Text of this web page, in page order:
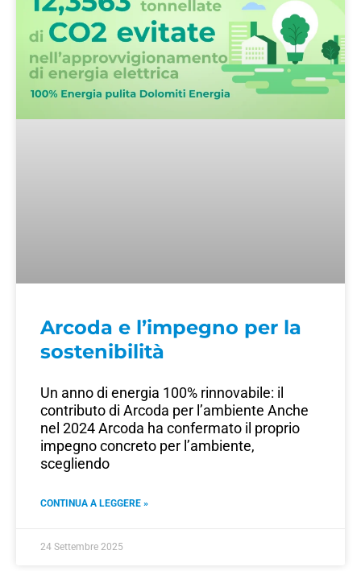
Arcoda e l’impegno per la
sostenibilità
Un anno di energia 100% rinnovabile: il
contributo di Arcoda per l’ambiente Anche
nel 2024 Arcoda ha confermato il proprio
impegno concreto per l’ambiente,
scegliendo
CONTINUA A LEGGERE »
24 Settembre 2025